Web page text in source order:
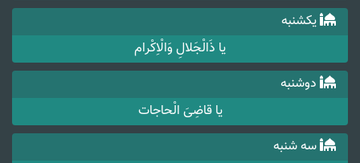
یکشنبه
یا ذَالْجَلالِ وَالْاِکْرام
دوشنبه
یا قاضِیَ الْحاجات
سه شنبه